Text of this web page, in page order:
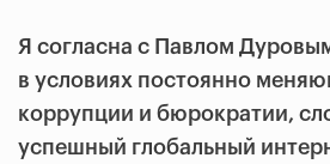
Я согласна с Павлом
в условиях постоянно
коррупции и бюрократии,
успешный глобальный